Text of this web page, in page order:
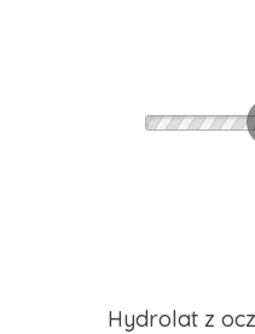
Hydrolat z